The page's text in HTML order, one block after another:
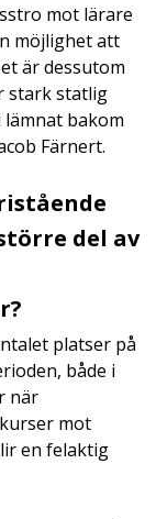
mot lärare
möjlighet att
är dessutom
stark statlig
bakom
Färnert.
del av
platser på
både i
när
mot
en felaktig